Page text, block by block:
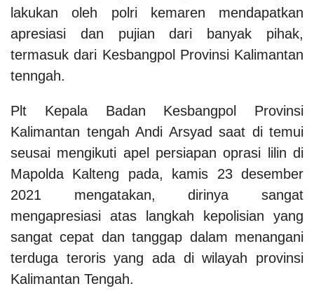
lakukan oleh polri kemaren mendapatkan
apresiasi dan pujian dari banyak pihak,
termasuk dari Kesbangpol Provinsi Kalimantan
tenngah.
Plt Kepala Badan Kesbangpol Provinsi
Kalimantan tengah Andi Arsyad saat di temui
seusai mengikuti apel persiapan oprasi lilin di
Mapolda Kalteng pada, kamis 23 desember
2021 mengatakan, dirinya sangat
mengapresiasi atas langkah kepolisian yang
sangat cepat dan tanggap dalam menangani
terduga teroris yang ada di wilayah provinsi
Kalimantan Tengah.